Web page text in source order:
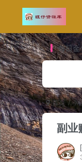
每日金
首页
副业